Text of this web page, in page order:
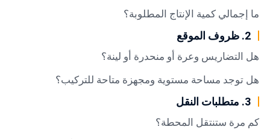
ما إجمالي كمية الإنتاج المطلوبة؟
2. ظروف الموقع
هل التضاريس وعرة أو منحدرة أو لينة؟
هل توجد مساحة مستوية ومجهزة متاحة للتركيب؟
3. متطلبات النقل
كم مرة ستنتقل المحطة؟